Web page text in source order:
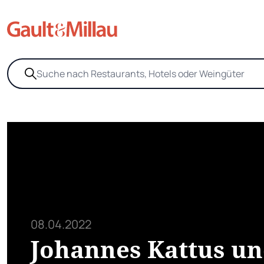
08.04.2022
Johannes Kattus